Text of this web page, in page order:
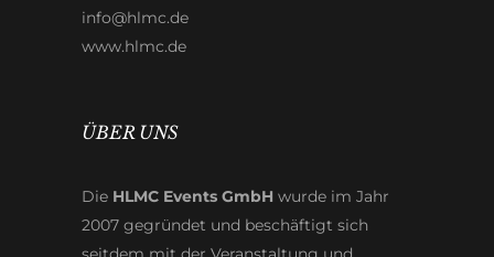
info@hlmc.de
www.hlmc.de
ÜBER UNS
Die HLMC Events GmbH wurde im Jahr
2007 gegründet und beschäftigt sich